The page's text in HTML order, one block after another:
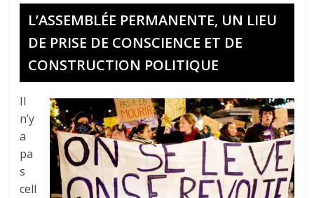
L’ASSEMBLÉE PERMANENTE, UN LIEU
DE PRISE DE CONSCIENCE ET DE
CONSTRUCTION POLITIQUE
Il
n’y
a
pa
s
cell